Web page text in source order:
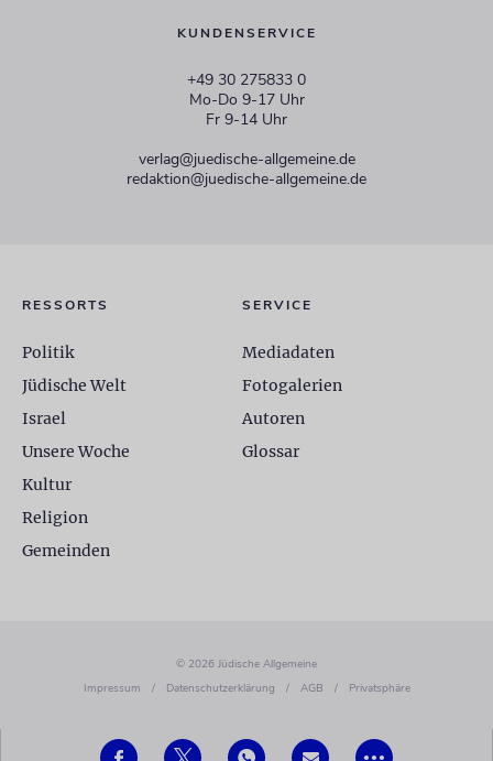
•••
KUNDENSERVICE
+49 30 275833 0
Mo-Do 9-17 Uhr
Fr 9-14 Uhr
verlag@juedische-allgemeine.de
redaktion@juedische-allgemeine.de
RESSORTS
Politik
Jüdische Welt
Israel
Unsere Woche
Kultur
Religion
Gemeinden
SERVICE
Mediadaten
Fotogalerien
Autoren
Glossar
© 2026 Jüdische Allgemeine
Impressum
/ Datenschutzerklärung / AGB / Privatsphäre